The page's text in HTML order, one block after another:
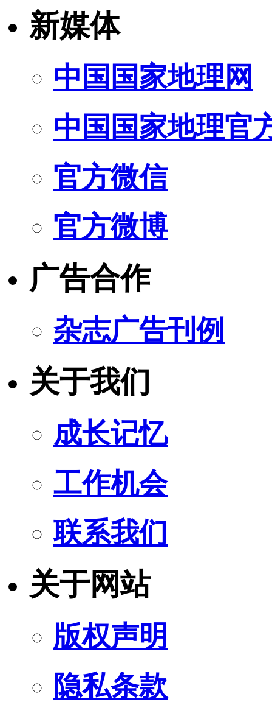
新媒体
中国国家地理网
中国国家地理官
官方微信
官方微博
广告合作
杂志广告刊例
关于我们
成长记忆
工作机会
联系我们
关于网站
版权声明
隐私条款